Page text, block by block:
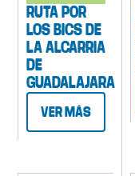
RUTA POR
LOS BICS DE
LA ALCARRIA
DE
GUADALAJARA
VER MÁS